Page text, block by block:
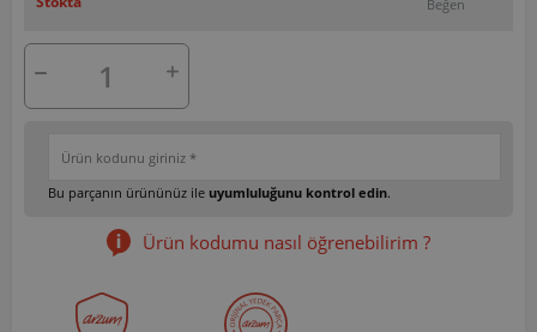
Beğen
Bu parçanın ürününüz ile uyumluluğunu kontrol edin.
Ürün kodumu nasıl öğrenebilirim ?